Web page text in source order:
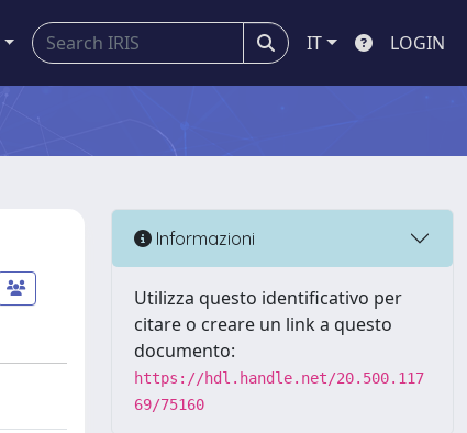
IT LOGIN
Informazioni
Utilizza questo identificativo per
citare o creare un link a questo
documento:
https://hdl.handle.net/20.500.117
69/75160